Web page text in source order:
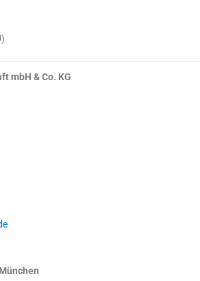
mbH & Co. KG